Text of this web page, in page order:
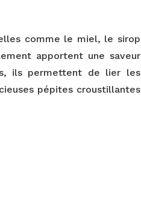
comme le miel, le sirop
apportent une saveur
ils permettent de lier les
pépites croustillantes